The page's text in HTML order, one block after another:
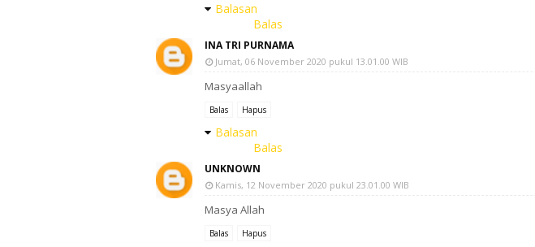
Balasan
Balas
INA TRI PURNAMA
Jumat, 06 November 2020 pukul 13.01.00 WIB
Masyaallah
Balas Hapus
Balasan
Balas
UNKNOWN
Kamis, 12 November 2020 pukul 23.01.00 WIB
Masya Allah
Balas Hapus